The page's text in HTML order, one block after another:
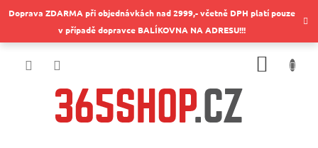
naDoprava ZDARMA při objednávkách nad 2999,- včetně DPH platí pouze
v případě dopravce BALÍKOVNA NA ADRESU!!!